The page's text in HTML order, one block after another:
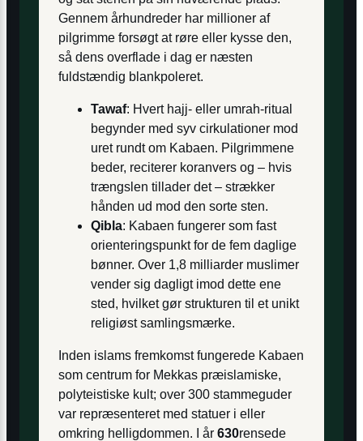
Gennem århundreder har millioner af
pilgrimme forsøgt at røre eller kysse den,
så dens overflade i dag er næsten
fuldstændig blankpoleret.
Tawaf: Hvert hajj- eller umrah-ritual
begynder med syv cirkulationer mod
uret rundt om Kabaen. Pilgrimmene
beder, reciterer koranvers og – hvis
trængslen tillader det – strækker
hånden ud mod den sorte sten.
Qibla: Kabaen fungerer som fast
orienteringspunkt for de fem daglige
bønner. Over 1,8 milliarder muslimer
vender sig dagligt imod dette ene
sted, hvilket gør strukturen til et unikt
religiøst samlingsmærke.
Inden islams fremkomst fungerede Kabaen
som centrum for Mekkas præislamiske,
polyteistiske kult; over 300 stammeguder
var repræsenteret med statuer i eller
omkring helligdommen. I år 630rensede